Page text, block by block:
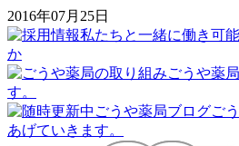
2016年07月25日